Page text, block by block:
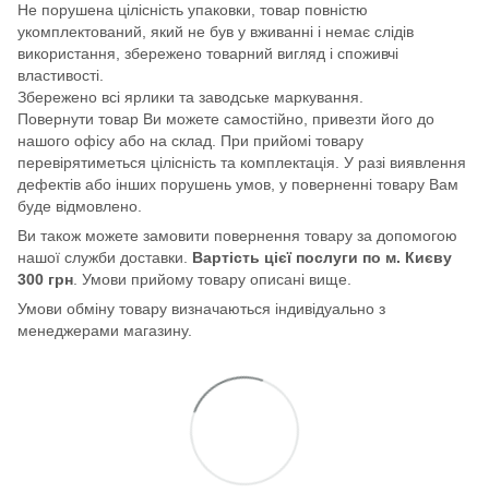
Не порушена цілісність упаковки, товар повністю
укомплектований, який не був у вживанні і немає слідів
використання, збережено товарний вигляд і споживчі
властивості.
Збережено всі ярлики та заводське маркування.
Повернути товар Ви можете самостійно, привезти його до
нашого офісу або на склад. При прийомі товару
перевірятиметься цілісність та комплектація. У разі виявлення
дефектів або інших порушень умов, у поверненні товару Вам
буде відмовлено.
Ви також можете замовити повернення товару за допомогою
нашої служби доставки. Вартість цієї послуги по м. Києву
300 грн . Умови прийому товару описані вище.
Умови обміну товару визначаються індивідуально з
менеджерами магазину.